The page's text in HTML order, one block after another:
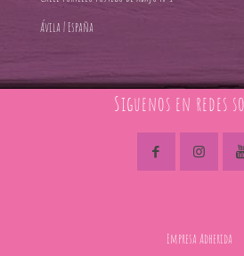
Ávila | España
Siguenos en redes
Empresa Adherida